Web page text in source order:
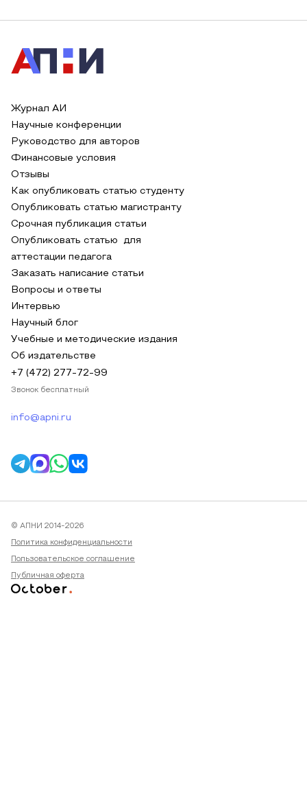
Журнал АИ
Научные конференции
Руководство для авторов
Финансовые условия
Отзывы
Как опубликовать статью студенту
Опубликовать статью магистранту
Срочная публикация статьи
Опубликовать статью для
аттестации педагога
Заказать написание статьи
Вопросы и ответы
Интервью
Научный блог
Учебные и методические издания
Об издательстве
+7 (472) 277-72-99
Звонок бесплатный
info@apni.ru
© АПНИ 2014-2026
Политика конфиденциальности
Пользовательское соглашение
Публичная оферта